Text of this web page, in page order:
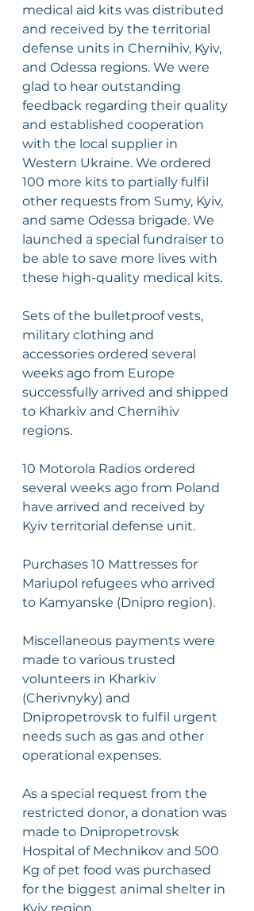
medical aid kits was distributed
and received by the territorial
defense units in Chernihiv, Kyiv,
and Odessa regions. We were
glad to hear outstanding
feedback regarding their quality
and established cooperation
with the local supplier in
Western Ukraine. We ordered
100 more kits to partially fulfil
other requests from Sumy, Kyiv,
and same Odessa brigade. We
launched a special fundraiser to
be able to save more lives with
these high-quality medical kits.
Sets of the bulletproof vests,
military clothing and
accessories ordered several
weeks ago from Europe
successfully arrived and shipped
to Kharkiv and Chernihiv
regions.
10 Motorola Radios ordered
several weeks ago from Poland
have arrived and received by
Kyiv territorial defense unit.
Purchases 10 Mattresses for
Mariupol refugees who arrived
to Kamyanske (Dnipro region).
Miscellaneous payments were
made to various trusted
volunteers in Kharkiv
(Cherivnyky) and
Dnipropetrovsk to fulfil urgent
needs such as gas and other
operational expenses.
As a special request from the
restricted donor, a donation was
made to Dnipropetrovsk
Hospital of Mechnikov and 500
Kg of pet food was purchased
for the biggest animal shelter in